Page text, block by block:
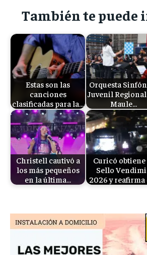
También te puede
Estas son las
canciones
clasificadas para la…
Orquesta
Juvenil
Maule…
Christell cautivó a
los más pequeños
en la última…
Curicó obtiene
Sello
2026 y reafirma